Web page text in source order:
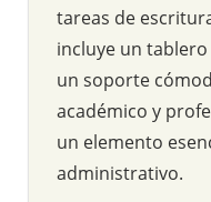
tareas de
incluye un
un soporte
académico y
un elemento
administrativo.